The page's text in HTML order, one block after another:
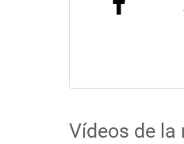
Vídeos de la